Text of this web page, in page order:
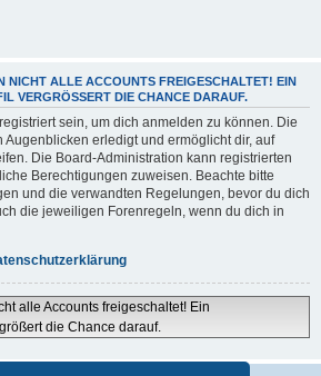
NICHT ALLE ACCOUNTS FREIGESCHALTET! EIN
VERGRÖSSERT DIE CHANCE DARAUF.
sein, um dich anmelden zu können. Die
Augenblicken erledigt und ermöglicht dir, auf
Die Board-Administration kann registrierten
Berechtigungen zuweisen. Beachte bitte
und die verwandten Regelungen, bevor du dich
die jeweiligen Forenregeln, wenn du dich in
alle Accounts freigeschaltet! Ein
die Chance darauf.